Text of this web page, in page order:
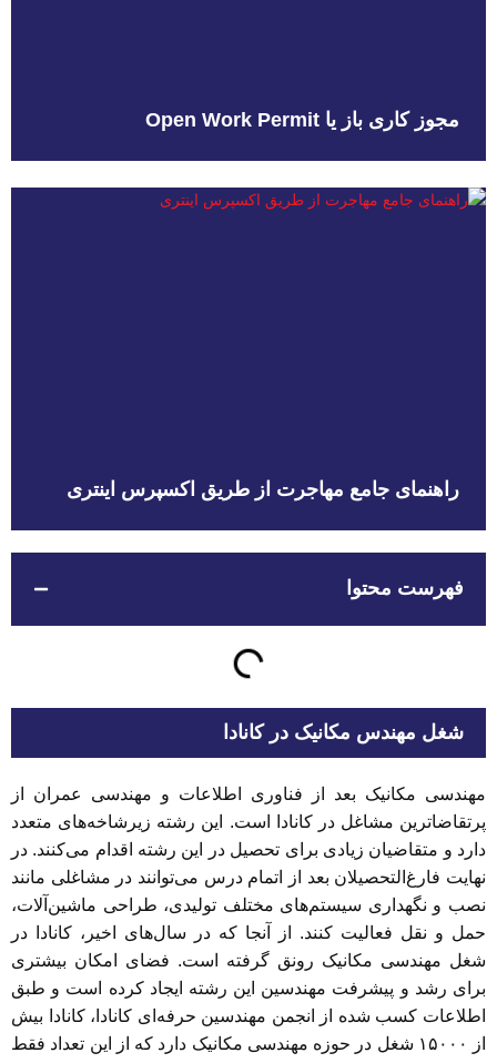
مجوز کاری باز یا Open Work Permit
راهنمای جامع مهاجرت از طریق اکسپرس اینتری
فهرست محتوا
شغل مهندس مکانیک در کانادا
مهندسی مکانیک بعد از فناوری اطلاعات و مهندسی عمران از
پرتقاضاترین مشاغل در کانادا است. این رشته زیرشاخه‌های متعدد
دارد و متقاضیان زیادی برای تحصیل در این رشته اقدام می‌کنند. در
نهایت فارغ‌التحصیلان بعد از اتمام درس می‌توانند در مشاغلی مانند
نصب و نگهداری سیستم‌های مختلف تولیدی، طراحی ماشین‌آلات،
حمل و نقل فعالیت کنند. از آنجا که در سال‌های اخیر، کانادا در
شغل مهندسی مکانیک رونق گرفته است. فضای امکان بیشتری
برای رشد و پیشرفت مهندسین این رشته ایجاد کرده است و طبق
اطلاعات کسب شده از انجمن مهندسین حرفه‌ای کانادا، کانادا بیش
از ۱۵۰۰۰ شغل در حوزه مهندسی مکانیک دارد که از این تعداد فقط